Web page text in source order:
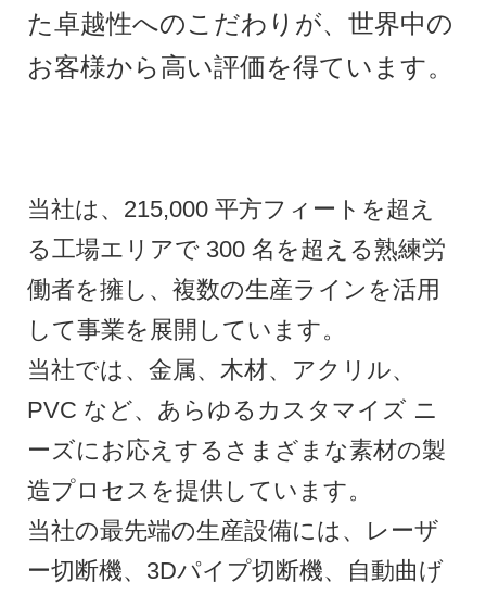
た卓越性へのこだわりが、世界中の
お客様から高い評価を得ています。
当社は、215,000 平方フィートを超え
る工場エリアで 300 名を超える熟練労
働者を擁し、複数の生産ラインを活用
して事業を展開しています。
当社では、金属、木材、アクリル、
PVC など、あらゆるカスタマイズ ニ
ーズにお応えするさまざまな素材の製
造プロセスを提供しています。
当社の最先端の生産設備には、レーザ
ー切断機、3Dパイプ切断機、自動曲げ